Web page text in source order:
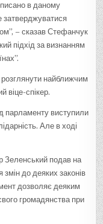
в даному
затверджуватися
– сказав Стефанчук
підхід за визнанням
найближчим
віце-спікер.
парламенту виступили
Але в ході
Зеленський подав на
до деяких законів
дозволяє деяким
громадянства при